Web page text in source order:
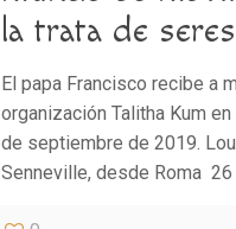
la trata de
El papa Francisco recibe a
organización Talitha Kum
de septiembre de 2019.
Senneville, desde Roma 26